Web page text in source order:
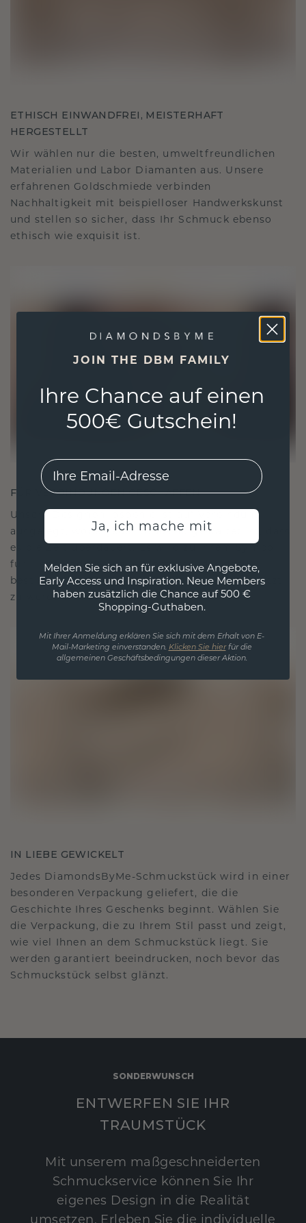
ETHISCH EINWANDFREI, MEISTERHAFT
HERGESTELLT
Wir wählen nur die besten, umweltfreundlichen
Materialien und Labor Diamanten aus. Unsere
erfahrenen Goldschmiede verbinden
Nachhaltigkeit mit beispielloser Handwerkskunst
und stellen so sicher, dass Ihr Schmuck ebenso
ethisch wie exquisit ist.
FÜR VERBINDUNGEN GESCHAFFEN
Unsere Designphilosophie ist auf Verbindung
ausgelegt, wobei jedes Stück so gestaltet ist, dass
es die Zeit überdauert. Es wird zu Ihrem Symbol
für Liebe und wertvolle Momente, das dazu
bestimmt ist, für immer getragen und geschätzt
zu werden.
IN LIEBE GEWICKELT
Jedes DiamondsByMe-Schmuckstück wird in einer
besonderen Verpackung geliefert, die die
Geschichte Ihres Geschenks beginnt. Wählen Sie
die Verpackung, die zu Ihrem Stil passt und zeigt,
wie viel Ihnen an dem Schmuckstück liegt. Sie
werden garantiert beeindrucken, noch bevor das
Schmuckstück selbst glänzt.
SONDERWUNSCH
ENTWERFEN SIE IHR
TRAUMSTÜCK
Mit unserem maßgeschneiderten
Schmuckservice können Sie Ihr
eigenes Design in die Realität
umsetzen. Erleben Sie die individuelle
JOIN THE DBM FAMILY
Ihre Chance auf einen
500€ Gutschein!
EMail
Ja, ich mache mit
Melden Sie sich an für exklusive Angebote,
Early Access und Inspiration. Neue Members
haben zusätzlich die Chance auf 500 €
Shopping-Guthaben.
Mit Ihrer Anmeldung erklären Sie sich mit dem Erhalt von E-
Mail-Marketing einverstanden. Klicken Sie hierfür die
allgemeinen Geschäftsbedingungen dieser Aktion.